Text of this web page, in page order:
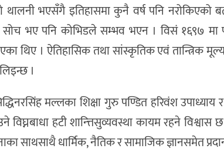
भएसँगै इतिहासमा कुनै वर्ष पनि
भए पनि कोभिडले सम्भव भएन । विसं १६९७ मा
थिए । ऐतिहासिक तथा सांस्कृतिक एवं तान्त्रिक
।
मल्लका शिक्षा गुरु पण्डित हरिवंश उपाध्याय
हटी शान्त्तिसुव्यवस्था कायम रहने
साथसाथै धार्मिक, नैतिक र सामाजिक ज्ञानसमेत